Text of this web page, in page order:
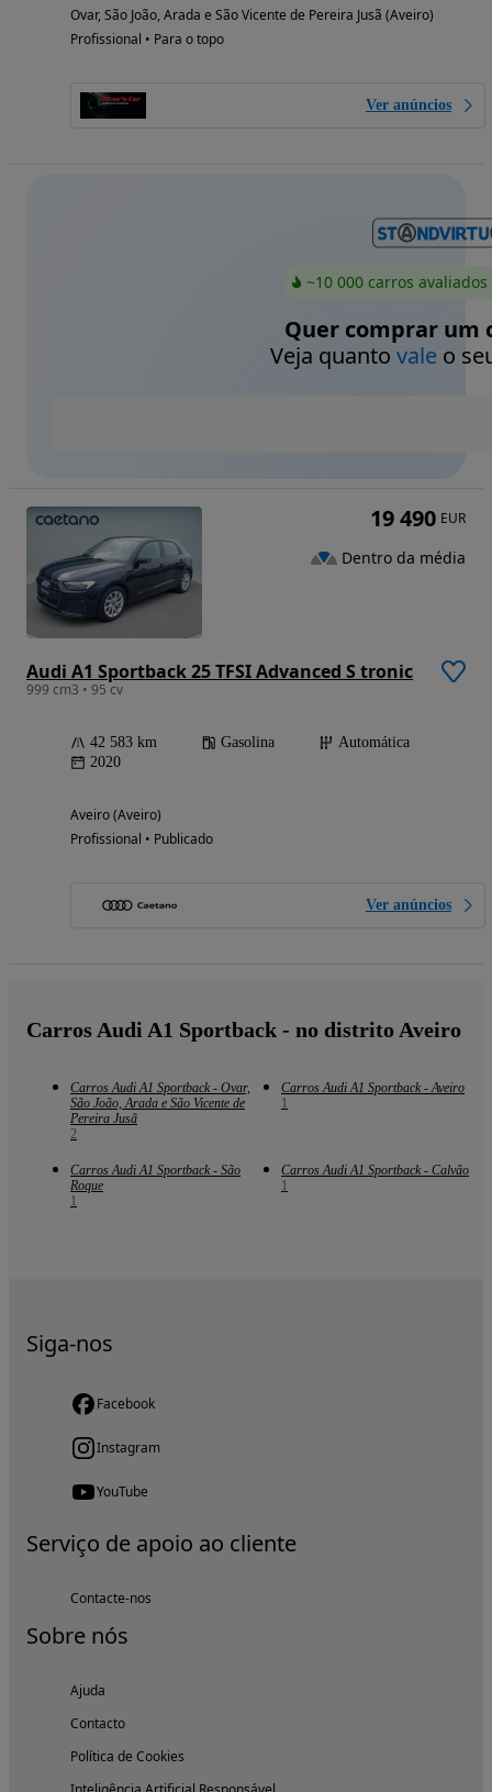
Ovar, São João, Arada e São Vicente de Pereira Jusã (Aveiro)
Profissional • Para o topo
Ver anúncios
~10 000 carros
Quer comprar um
Veja quanto valeo
Audi A1 Sportback 25 TFSI Advanced S tronic
999 cm3 • 95 cv
42 583 km Gasolina
Automática
2020
Aveiro (Aveiro)
Profissional • Publicado
Ver anúncios
19 490 EUR
Dentro da média
Carros Audi A1 Sportback - no distrito Aveiro
Carros Audi A1 Sportback - Ovar,
São João, Arada e São Vicente de
Pereira Jusã
2
Carros Audi A1 Sportback - Aveiro
1
Carros Audi A1 Sportback - São
Roque
1
Carros Audi A1 Sportback - Calvão
1
Siga-nos
Facebook
Instagram
YouTube
Serviço de apoio ao cliente
Contacte-nos
Sobre nós
Ajuda
Contacto
Política de Cookies